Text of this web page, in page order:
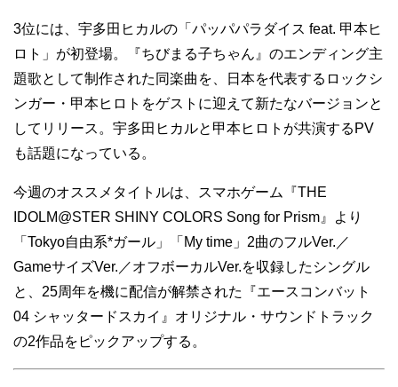
3位には、宇多田ヒカルの「パッパパラダイス feat. 甲本ヒ
ロト」が初登場。『ちびまる子ちゃん』のエンディング主
題歌として制作された同楽曲を、日本を代表するロックシ
ンガー・甲本ヒロトをゲストに迎えて新たなバージョンと
してリリース。宇多田ヒカルと甲本ヒロトが共演するPV
も話題になっている。
今週のオススメタイトルは、スマホゲーム『THE
IDOLM@STER SHINY COLORS Song for Prism』より
「Tokyo自由系*ガール」「My time」2曲のフルVer.／
GameサイズVer.／オフボーカルVer.を収録したシングル
と、25周年を機に配信が解禁された『エースコンバット
04 シャッタードスカイ』オリジナル・サウンドトラック
の2作品をピックアップする。